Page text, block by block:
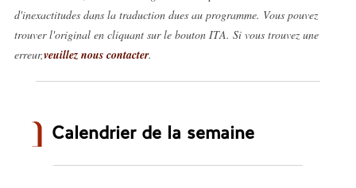
d'inexactitudes dans la traduction dues au programme. Vous pouvez
trouver l'original en cliquant sur le bouton ITA. Si vous trouvez une
erreur,veuillez nous contacter.
Calendrier de la semaine